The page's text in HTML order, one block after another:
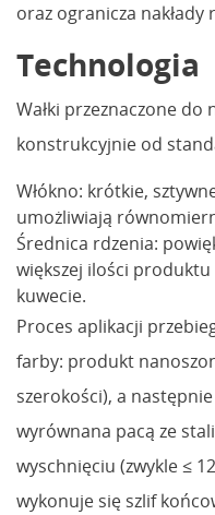
oraz ogranicza nakłady
Technologia
Wałki przeznaczone do
konstrukcyjnie od
Włókno: krótkie,
umożliwiają
Średnica rdzenia:
większej ilości produktu
kuwecie.
Proces aplikacji
farby: produkt
szerokości), a
wyrównana pacą ze
wyschnięciu (zwykle ≤
wykonuje się szlif